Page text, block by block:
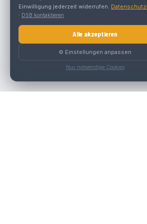
Einwilligung jederzeit widerrufen.
· DSB kontaktieren
Alle akzeptieren
⚙️ Einstellungen anpassen
Nur notwendige Cookies